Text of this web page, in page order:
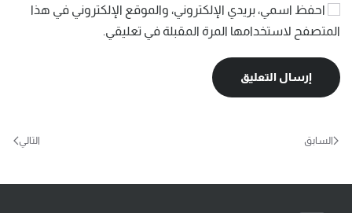
احفظ اسمي، بريدي الإلكتروني، والموقع الإلكتروني في هذا
المتصفح لاستخدامها المرة المقبلة في تعليقي.
إرسال التعليق
السابق التالي